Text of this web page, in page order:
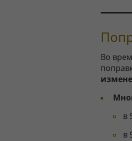
Во
в
в